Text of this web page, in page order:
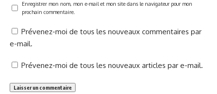
Enregistrer mon nom, mon e-mail et mon site dans le navigateur pour mon
prochain commentaire.
Prévenez-moi de tous les nouveaux commentaires par
e-mail.
Prévenez-moi de tous les nouveaux articles par e-mail.